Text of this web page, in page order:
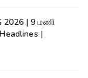
2026 | 9 மணி
|